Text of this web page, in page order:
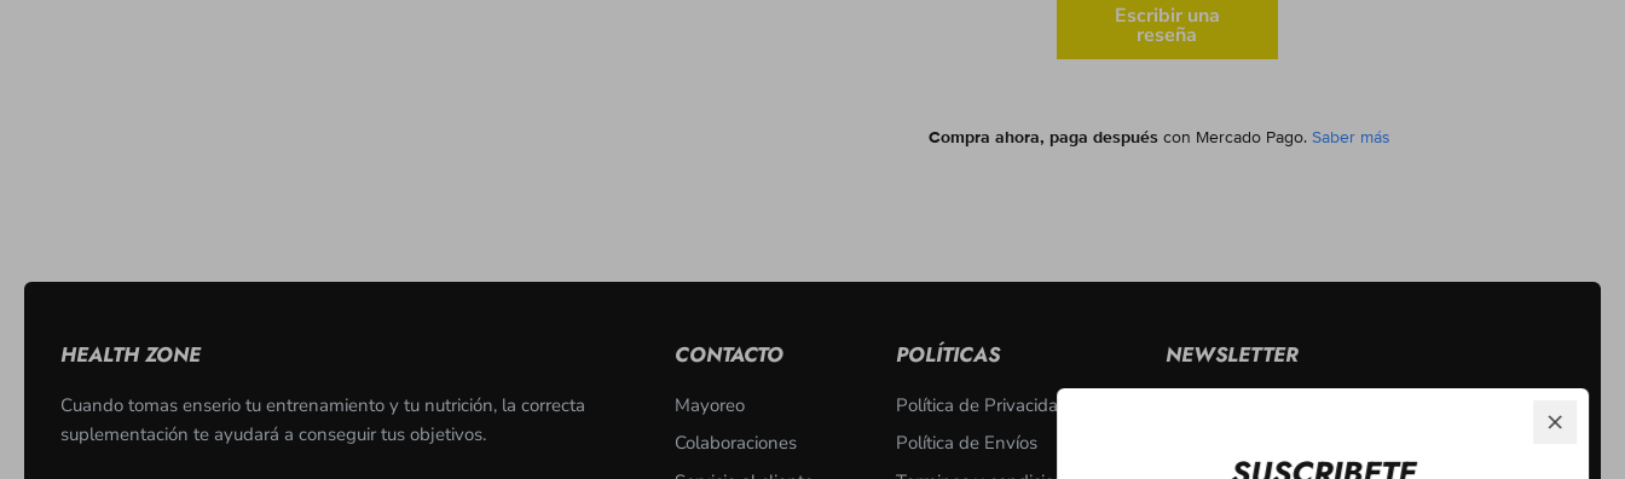
Escribir una
reseña
Compra ahora, paga después con Mercado Pago.Saber más
HEALTH ZONE
Cuando tomas enserio tu entrenamiento y tu nutrición, la correcta
suplementación te ayudará a conseguir tus objetivos.
CONTACTO
Mayoreo
Colaboraciones
POLÍTICAS
Política de Privacidad
Política de Envíos
NEWSLETTER